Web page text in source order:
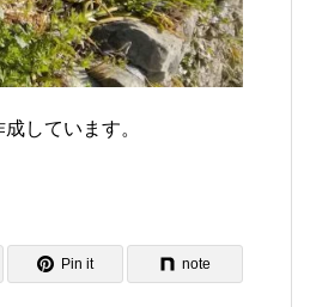
しています。
Pin it note